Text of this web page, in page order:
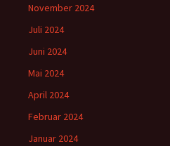
November 2024
Juli 2024
Juni 2024
Mai 2024
April 2024
Februar 2024
Januar 2024